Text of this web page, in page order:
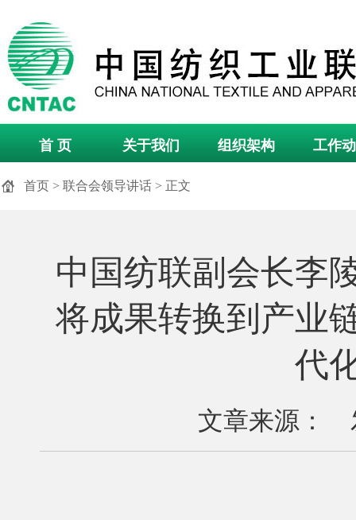
首 页 关于我们 组织架构 工作
首页 > 联合会领导讲话 > 正文
中国纺联副会长李
将成果转换到产业
代
文章来源：